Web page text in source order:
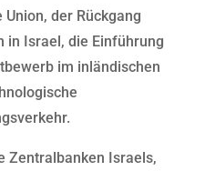
Union, der Rückgang
in Israel, die Einführung
im inländischen
Zentralbanken Israels,